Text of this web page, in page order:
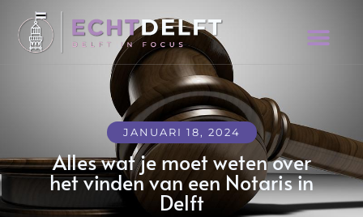
JANUARI 18, 2024
Alles wat je moet weten over
het vinden van een Notaris in
Delft